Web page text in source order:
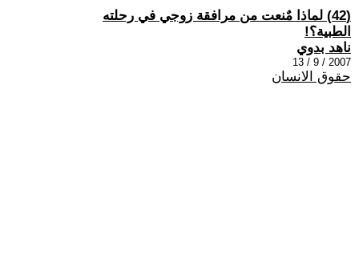
(42) لماذا مٌنعت من مرافقة زوجي في رحلته
الطبية؟!
ناهد بدوي
2007 / 9 / 13
حقوق الانسان